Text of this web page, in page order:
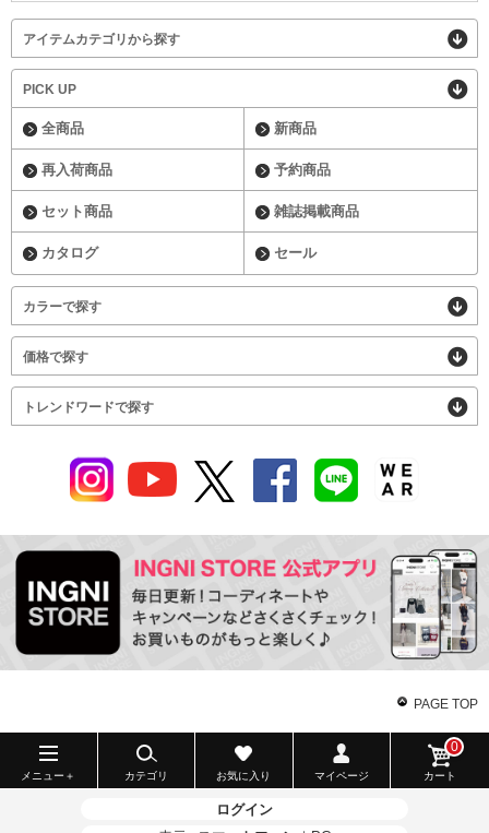
アイテムカテゴリから探す
PICK UP
全商品 新商品
再入荷商品 予約商品
セット商品 雑誌掲載商品
カタログ セール
カラーで探す
価格で探す
トレンドワードで探す
PAGE TOP
メニュー＋ カテゴリ お気に入り マイページ カート
0
ログイン